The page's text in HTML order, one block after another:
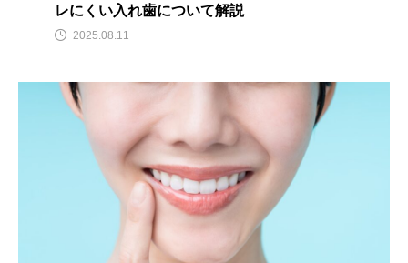
レにくい入れ歯について解説
2025.08.11